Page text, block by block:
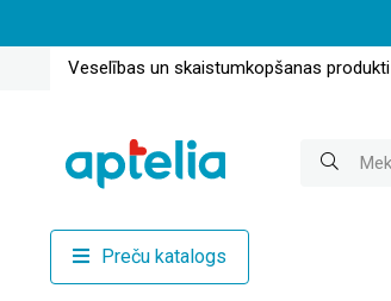
Veselības un skaistumkopšanas produkti
Preču katalogs